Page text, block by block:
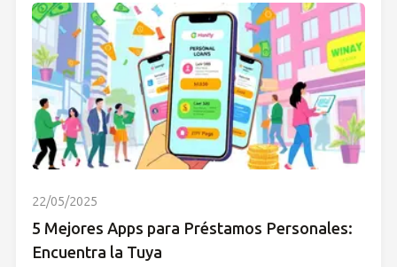
22/05/2025
5 Mejores Apps para Préstamos Personales:
Encuentra la Tuya